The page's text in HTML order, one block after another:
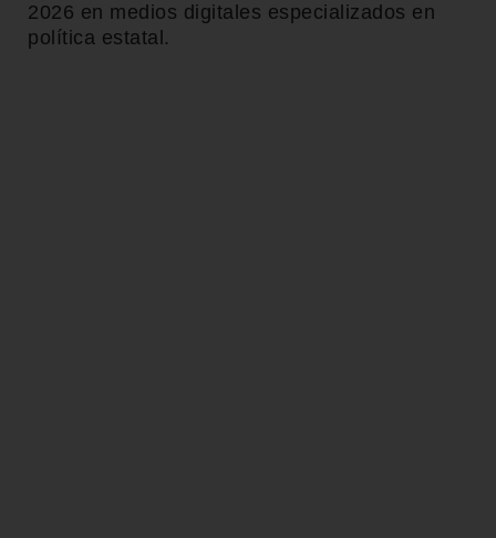
2026 en medios digitales especializados en
política estatal.